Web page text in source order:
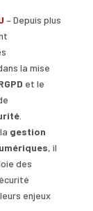
– Depuis plus
la mise
et le
.
gestion
, il
des
enjeux